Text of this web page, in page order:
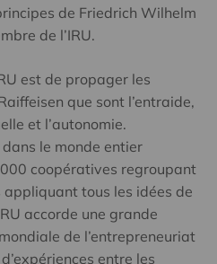
de Friedrich Wilhelm
de l’IRU.
est de propager les
que sont l’entraide,
et l’autonomie.
le monde entier
coopératives regroupant
tous les idées de
accorde une grande
de l’entrepreneuriat
entre les